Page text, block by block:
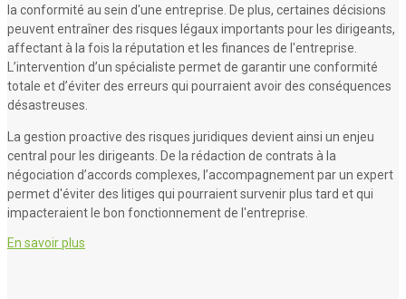
la conformité au sein d'une entreprise. De plus, certaines décisions
peuvent entraîner des risques légaux importants pour les dirigeants,
affectant à la fois la réputation et les finances de l'entreprise.
L’intervention d’un spécialiste permet de garantir une conformité
totale et d’éviter des erreurs qui pourraient avoir des conséquences
désastreuses.
La gestion proactive des risques juridiques devient ainsi un enjeu
central pour les dirigeants. De la rédaction de contrats à la
négociation d’accords complexes, l’accompagnement par un expert
permet d'éviter des litiges qui pourraient survenir plus tard et qui
impacteraient le bon fonctionnement de l'entreprise.
En savoir plus